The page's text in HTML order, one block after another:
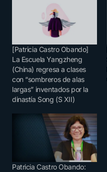
[Patricia Castro Obando]
La Escuela Yangzheng
(China) regresa a clases
con “sombreros de alas
largas” inventados por la
dinastía Song (S XII)
Patricia Castro Obando: